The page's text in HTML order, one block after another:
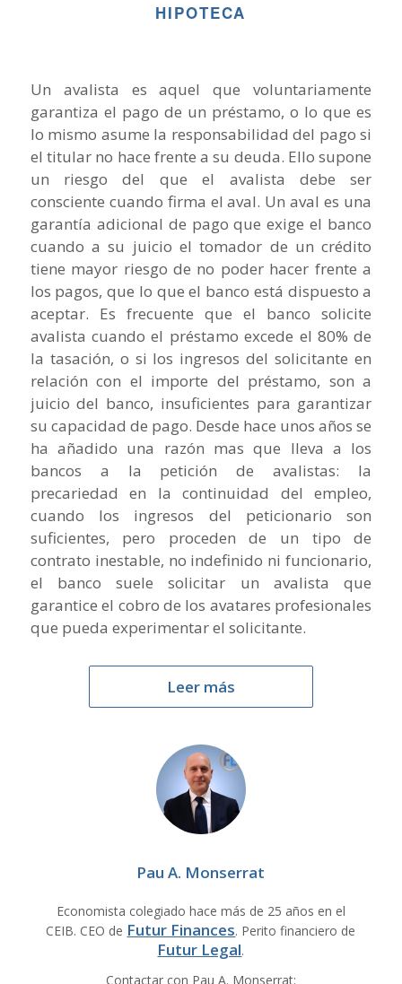
HIPOTECA
Un avalista es aquel que voluntariamente
garantiza el pago de un préstamo, o lo que es
lo mismo asume la responsabilidad del pago si
el titular no hace frente a su deuda. Ello supone
un riesgo del que el avalista debe ser
consciente cuando firma el aval. Un aval es una
garantía adicional de pago que exige el banco
cuando a su juicio el tomador de un crédito
tiene mayor riesgo de no poder hacer frente a
los pagos, que lo que el banco está dispuesto a
aceptar. Es frecuente que el banco solicite
avalista cuando el préstamo excede el 80% de
la tasación, o si los ingresos del solicitante en
relación con el importe del préstamo, son a
juicio del banco, insuficientes para garantizar
su capacidad de pago. Desde hace unos años se
ha añadido una razón mas que lleva a los
bancos a la petición de avalistas: la
precariedad en la continuidad del empleo,
cuando los ingresos del peticionario son
suficientes, pero proceden de un tipo de
contrato inestable, no indefinido ni funcionario,
el banco suele solicitar un avalista que
garantice el cobro de los avatares profesionales
que pueda experimentar el solicitante.
Leer más
Pau A. Monserrat
Economista colegiado hace más de 25 años en el
CEIB. CEO de Futur Finances. Perito financiero de
Futur Legal.
Contactar con Pau A. Monserrat: